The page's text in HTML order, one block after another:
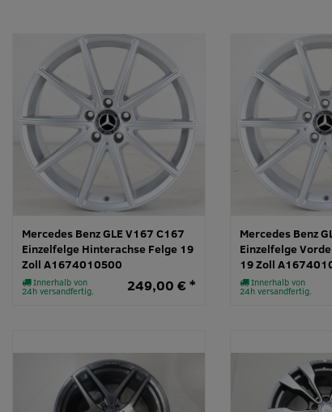
Mercedes Benz GLE V167 C167
Einzelfelge Hinterachse Felge 19
Zoll A1674010500
Innerhalb von
24h versandfertig. 249,00 € *
Mercedes Benz
Einzelfelge
19 Zoll
Innerhalb von
24h versandfertig.